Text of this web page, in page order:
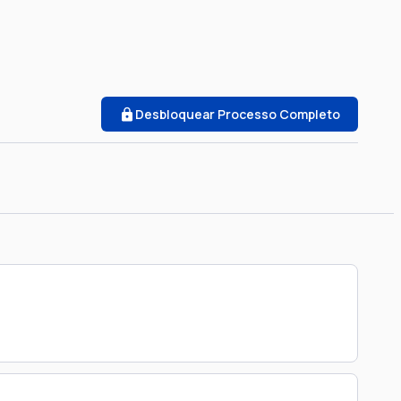
Desbloquear Processo Completo